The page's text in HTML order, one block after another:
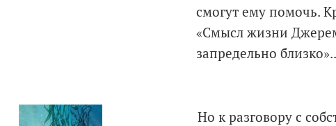
смогут ему помочь.
«Смысл жизни
запредельно
Но к разговору с